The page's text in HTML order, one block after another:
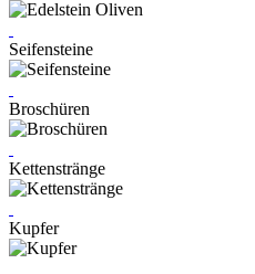
Seifensteine
Broschüren
Kettenstränge
Kupfer